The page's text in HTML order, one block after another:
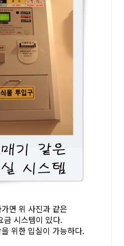
면 위 사진과 같은
금 시스템이 있다.
위한 입실이 가능하다.